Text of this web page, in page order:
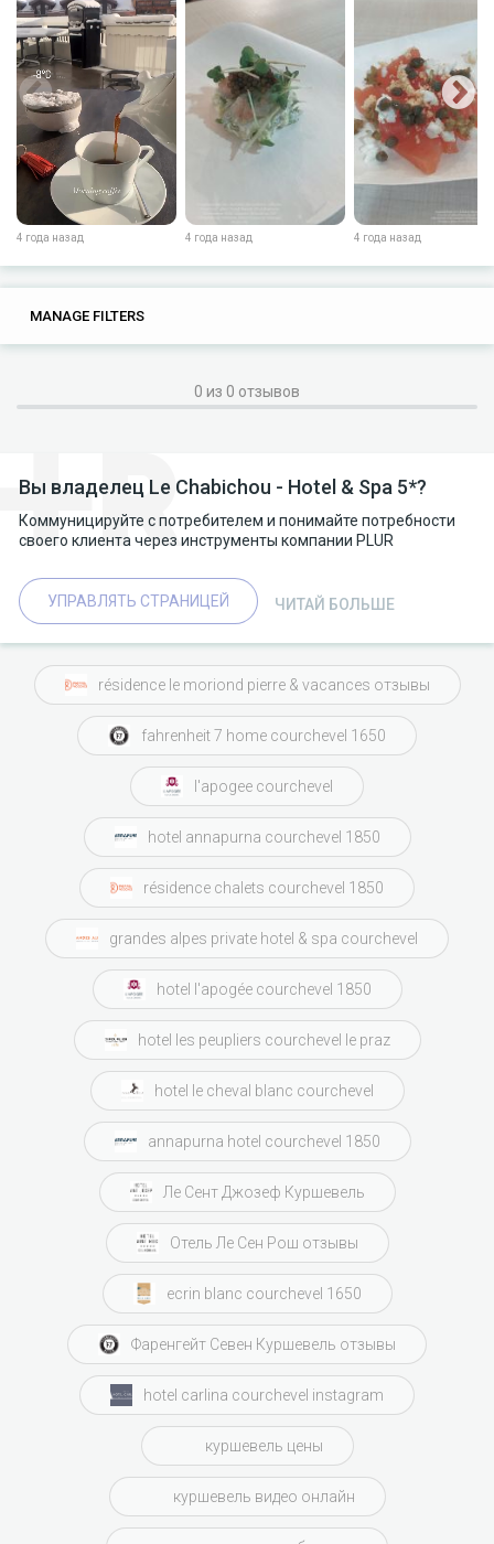
4 года назад 4 года назад 4 года назад
TAGS 0
MANAGE FILTERS
0 из 0 отзывов
Вы владелец Le Chabichou - Hotel & Spa 5*?
Коммуницируйте с потребителем и понимайте потребности
своего клиента через инструменты компании PLUR
УПРАВЛЯТЬ СТРАНИЦЕЙ ЧИТАЙ БОЛЬШЕ
résidence le moriond pierre & vacances отзывы
fahrenheit 7 home courchevel 1650
l'apogee courchevel
hotel annapurna courchevel 1850
résidence chalets courchevel 1850
grandes alpes private hotel & spa courchevel
hotel l'apogée courchevel 1850
hotel les peupliers courchevel le praz
hotel le cheval blanc courchevel
annapurna hotel courchevel 1850
Ле Сент Джозеф Куршевель
Отель Ле Сен Рош отзывы
ecrin blanc courchevel 1650
Фаренгейт Севен Куршевель отзывы
hotel carlina courchevel instagram
куршевель цены
куршевель видео онлайн